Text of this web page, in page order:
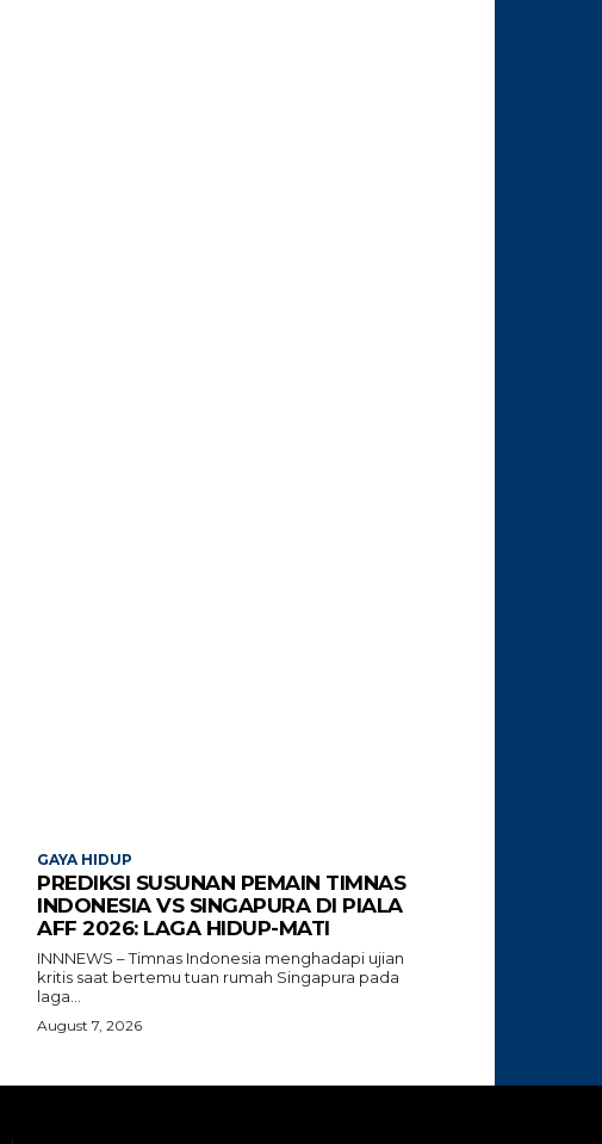
GAYA HIDUP
PREDIKSI SUSUNAN PEMAIN TIMNAS
INDONESIA VS SINGAPURA DI PIALA
AFF 2026: LAGA HIDUP-MATI
INNNEWS – Timnas Indonesia menghadapi ujian
kritis saat bertemu tuan rumah Singapura pada
laga...
August 7, 2026